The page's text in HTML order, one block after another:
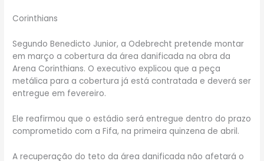
Corinthians
Segundo Benedicto Junior, a Odebrecht pretende montar
em março a cobertura da área danificada na obra da
Arena Corinthians. O executivo explicou que a peça
metálica para a cobertura já está contratada e deverá ser
entregue em fevereiro.
Ele reafirmou que o estádio será entregue dentro do prazo
comprometido com a Fifa, na primeira quinzena de abril.
A recuperação do teto da área danificada não afetará o